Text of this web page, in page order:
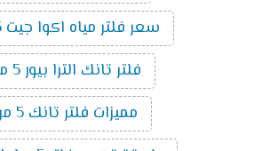
سعر فلتر مياه اكوا جيت 5 مراحل
فلتر تانك الترا بيور 5 مراحل
مميزات فلتر تانك 5 مراحل